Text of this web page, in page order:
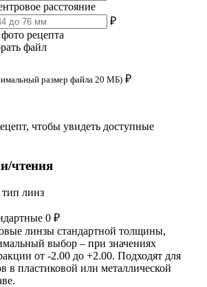
расстояние
₽
рецепта
файл
размер файла 20 МБ) ₽
чтобы увидеть доступные
чтения
линз
0 ₽
линзы стандартной толщины,
выбор – при значениях
от -2.00 до +2.00. Подходят для
в пластиковой или металлической